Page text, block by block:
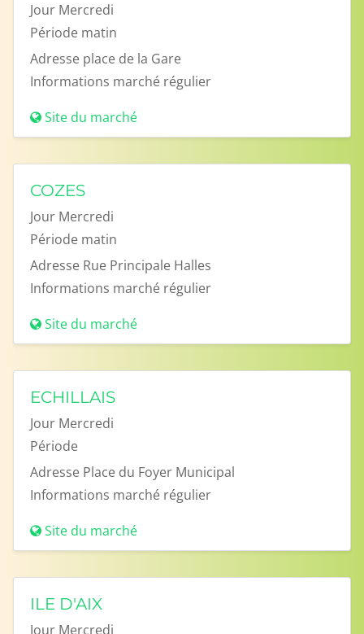
Jour Mercredi
Période matin
Adresse place de la Gare
Informations marché régulier
Site du marché
COZES
Jour Mercredi
Période matin
Adresse Rue Principale Halles
Informations marché régulier
Site du marché
ECHILLAIS
Jour Mercredi
Période
Adresse Place du Foyer Municipal
Informations marché régulier
Site du marché
ILE D'AIX
Jour Mercredi